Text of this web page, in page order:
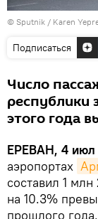
© Sputnik / Karen
Подписаться
Число
республики
этого года
ЕРЕВАН, 4 июл
аэропортах
составил 1
на 10.3%
прошлого